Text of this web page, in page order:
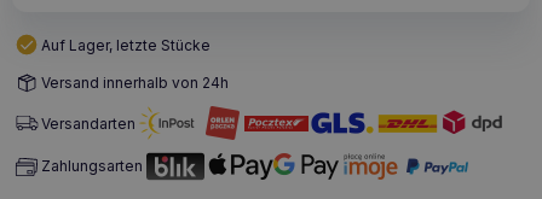
Auf Lager, letzte Stücke
Versand innerhalb von 24h
Versandarten
Zahlungsarten